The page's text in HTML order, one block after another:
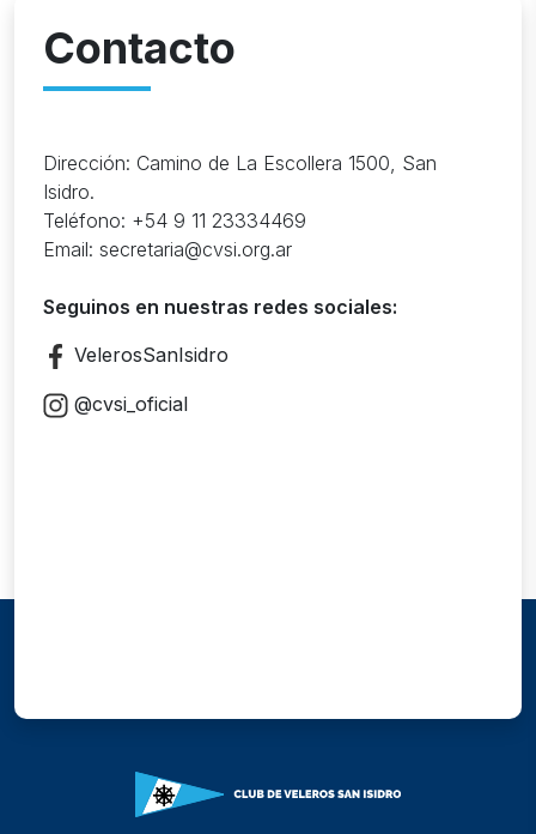
Contacto
Dirección: Camino de La Escollera 1500, San
Isidro.
Teléfono: +54 9 11 23334469
Email: secretaria@cvsi.org.ar
Seguinos en nuestras redes sociales:
VelerosSanIsidro
@cvsi_oficial